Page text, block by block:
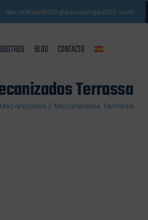
decoletaje9002@decoletaje9002.com
BLOG CONTACTO
Terrassa
Mecanizados / Mecanizados Terrassa